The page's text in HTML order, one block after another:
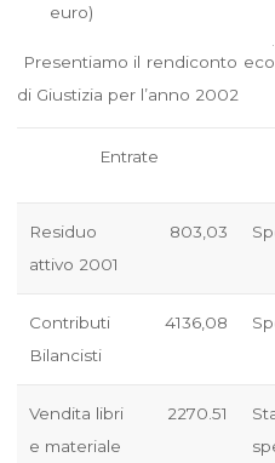
euro)
Presentiamo il rendiconto
di Giustizia per l’anno 2002
Entrate
Residuo
attivo 2001
803,03
Contributi
Bilancisti
4136,08
Vendita libri
e materiale
2270.51